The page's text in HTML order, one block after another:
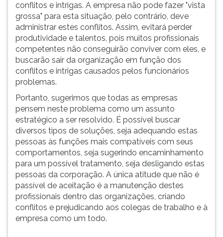
conflitos e intrigas. A empresa não pode fazer "vista
grossa" para esta situação, pelo contrário, deve
administrar estes conflitos. Assim, evitará perder
produtividade e talentos, pois muitos profissionais
competentes não conseguirão conviver com eles, e
buscarão sair da organização em função dos
conflitos e intrigas causados pelos funcionários
problemas.
Portanto, sugerimos que todas as empresas
pensem neste problema como um assunto
estratégico a ser resolvido. É possível buscar
diversos tipos de soluções, seja adequando estas
pessoas às funções mais compatíveis com seus
comportamentos, seja sugerindo encaminhamento
para um possível tratamento, seja desligando estas
pessoas da corporação. A única atitude que não é
passível de aceitação é a manutenção destes
profissionais dentro das organizações, criando
conflitos e prejudicando aos colegas de trabalho e à
empresa como um todo.